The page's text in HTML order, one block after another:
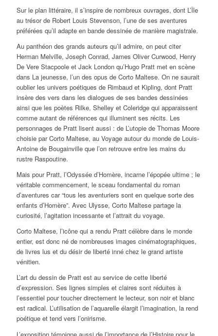
Sur le plan littéraire, il s’inspire de nombreux ouvrages, dont L’Île
au trésorde Robert Louis Stevenson, l’une de ses aventures
préférées qu’il adapte en bande dessinée de manière magistrale.
Au panthéon des grands auteurs qu’il admire, on peut citer
Herman Melville, Joseph Conrad, James Oliver Curwood, Henry
De Vere Stacpoole et Jack London qu’Hugo Pratt met en scène
dans La jeunesse, l’un des opus de Corto Maltese. On ne saurait
oublier les univers poétiques de Rimbaud et Kipling, dont Pratt
insère des vers dans les dialogues de ses bandes dessinées
ainsi que les poètes Rilke, Shelley et Coleridge qui apparaissent
comme autant de références qui illuminent ses récits. Les
personnages de Pratt lisent aussi : de L’utopiede Thomas Moore
choisie par Corto Maltese, au Voyage autour du mondede Louis-
Antoine de Bougainville que l’on retrouve entre les mains du
rustre Raspoutine.
Mais pour Pratt, l’Odysséed’Homère, incarne l’épopée ultime ; le
véritable commencement, le sceau fondamental du roman
d’aventures car “tous les aventuriers sont en quelque sorte des
enfants d’Homère”. Avec Ulysse, Corto Maltese partage la
curiosité, l’agitation incessante et l’attrait du voyage.
Corto Maltese, l’icône qui a rendu Pratt célèbre dans le monde
entier, est donc né de nombreuses images cinématographiques,
de livres lus et du désir de liberté inné chez le grand artiste
vénitien.
L’art du dessin de Pratt est au service de cette liberté
d’expression. Ses lignes simples et claires sont réduites à
l’essentiel pour toucher directement le lecteur, son noir et blanc
est radical. L’utilisation de l’aquarelle élargit l’imagination, la rend
poétique et tend vers l’onirisme.
L’exposition témoigne aussi de l’importance de l’Histoire pour le